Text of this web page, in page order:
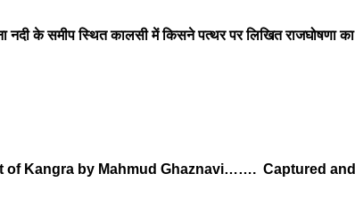
नदी के समीप स्थित कालसी में किसने पत्थर पर लिखित राजघोषणा का
of Kangra by Mahmud Ghaznavi……. Captured